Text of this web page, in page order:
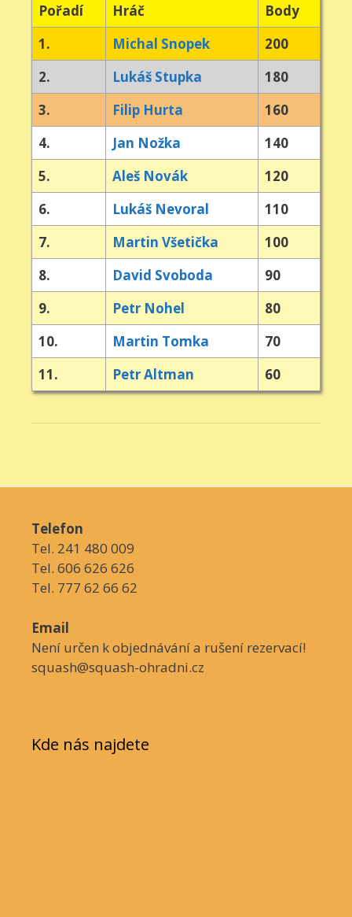
Pořadí Hráč
Body
1.
Michal Snopek
200
2.
Lukáš Stupka
180
3.
Filip Hurta
160
4.
Jan Nožka
140
5.
Aleš Novák
120
6.
Lukáš Nevoral
110
7.
Martin Všetička
100
8.
David Svoboda
90
9.
Petr Nohel
80
10.
Martin Tomka
70
11.
Petr Altman 60
Telefon
Tel. 241 480 009
Tel. 606 626 626
Tel. 777 62 66 62
Email
Není určen k objednávání a rušení rezervací!
squash@squash-ohradni.cz
Kde nás najdete